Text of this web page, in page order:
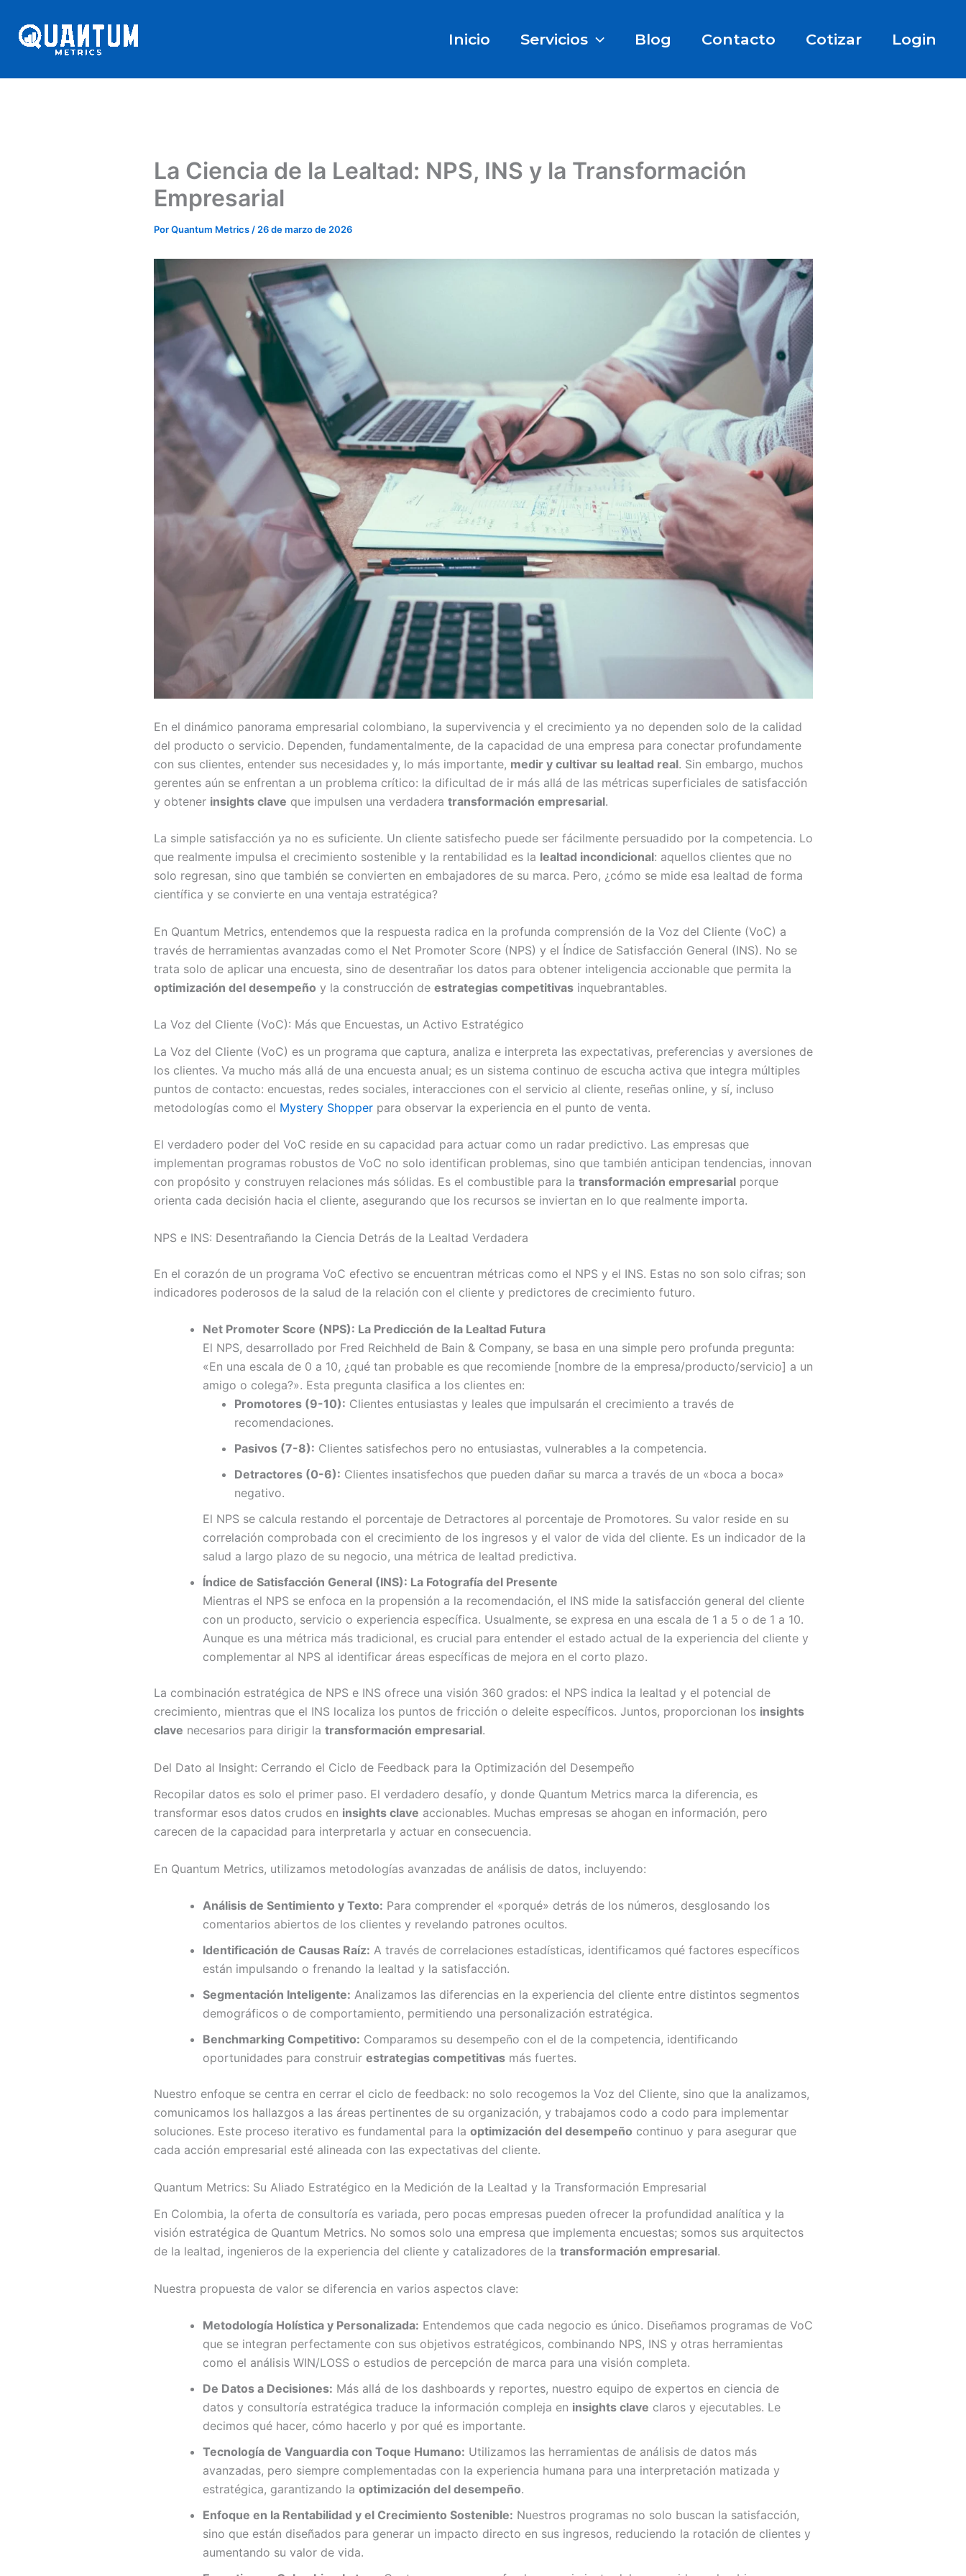
contenido
Inicio Servicios Blog Contacto Cotizar Login
La Ciencia de la Lealtad: NPS, INS y la Transformación
Empresarial
PorQuantum Metrics / 26 de marzo de 2026
En el dinámico panorama empresarial colombiano, la supervivencia y el crecimiento ya no dependen solo de la calidad
del producto o servicio. Dependen, fundamentalmente, de la capacidad de una empresa para conectar profundamente
con sus clientes, entender sus necesidades y, lo más importante, medir y cultivar su lealtad real. Sin embargo, muchos
gerentes aún se enfrentan a un problema crítico: la dificultad de ir más allá de las métricas superficiales de satisfacción
y obtener insights clave que impulsen una verdadera transformación empresarial.
La simple satisfacción ya no es suficiente. Un cliente satisfecho puede ser fácilmente persuadido por la competencia. Lo
que realmente impulsa el crecimiento sostenible y la rentabilidad es la lealtad incondicional: aquellos clientes que no
solo regresan, sino que también se convierten en embajadores de su marca. Pero, ¿cómo se mide esa lealtad de forma
científica y se convierte en una ventaja estratégica?
En Quantum Metrics, entendemos que la respuesta radica en la profunda comprensión de la Voz del Cliente (VoC) a
través de herramientas avanzadas como el Net Promoter Score (NPS) y el Índice de Satisfacción General (INS). No se
trata solo de aplicar una encuesta, sino de desentrañar los datos para obtener inteligencia accionable que permita la
optimización del desempeño y la construcción de estrategias competitivasinquebrantables.
La Voz del Cliente (VoC): Más que Encuestas, un Activo Estratégico
La Voz del Cliente (VoC) es un programa que captura, analiza e interpreta las expectativas, preferencias y aversiones de
los clientes. Va mucho más allá de una encuesta anual; es un sistema continuo de escucha activa que integra múltiples
puntos de contacto: encuestas, redes sociales, interacciones con el servicio al cliente, reseñas online, y sí, incluso
metodologías como el Mystery Shopperpara observar la experiencia en el punto de venta.
El verdadero poder del VoC reside en su capacidad para actuar como un radar predictivo. Las empresas que
implementan programas robustos de VoC no solo identifican problemas, sino que también anticipan tendencias, innovan
con propósito y construyen relaciones más sólidas. Es el combustible para la transformación empresarialporque
orienta cada decisión hacia el cliente, asegurando que los recursos se inviertan en lo que realmente importa.
NPS e INS: Desentrañando la Ciencia Detrás de la Lealtad Verdadera
En el corazón de un programa VoC efectivo se encuentran métricas como el NPS y el INS. Estas no son solo cifras; son
indicadores poderosos de la salud de la relación con el cliente y predictores de crecimiento futuro.
Net Promoter Score (NPS): La Predicción de la Lealtad Futura
El NPS, desarrollado por Fred Reichheld de Bain & Company, se basa en una simple pero profunda pregunta:
«En una escala de 0 a 10, ¿qué tan probable es que recomiende [nombre de la empresa/producto/servicio] a un
amigo o colega?». Esta pregunta clasifica a los clientes en:
Promotores (9-10): Clientes entusiastas y leales que impulsarán el crecimiento a través de
recomendaciones.
Pasivos (7-8): Clientes satisfechos pero no entusiastas, vulnerables a la competencia.
Detractores (0-6): Clientes insatisfechos que pueden dañar su marca a través de un «boca a boca»
negativo.
El NPS se calcula restando el porcentaje de Detractores al porcentaje de Promotores. Su valor reside en su
correlación comprobada con el crecimiento de los ingresos y el valor de vida del cliente. Es un indicador de la
salud a largo plazo de su negocio, una métrica de lealtad predictiva.
Índice de Satisfacción General (INS): La Fotografía del Presente
Mientras el NPS se enfoca en la propensión a la recomendación, el INS mide la satisfacción general del cliente
con un producto, servicio o experiencia específica. Usualmente, se expresa en una escala de 1 a 5 o de 1 a 10.
Aunque es una métrica más tradicional, es crucial para entender el estado actual de la experiencia del cliente y
complementar al NPS al identificar áreas específicas de mejora en el corto plazo.
La combinación estratégica de NPS e INS ofrece una visión 360 grados: el NPS indica la lealtad y el potencial de
crecimiento, mientras que el INS localiza los puntos de fricción o deleite específicos. Juntos, proporcionan los insights
clave necesarios para dirigir la transformación empresarial.
Del Dato al Insight: Cerrando el Ciclo de Feedback para la Optimización del Desempeño
Recopilar datos es solo el primer paso. El verdadero desafío, y donde Quantum Metrics marca la diferencia, es
transformar esos datos crudos en insights clave accionables. Muchas empresas se ahogan en información, pero
carecen de la capacidad para interpretarla y actuar en consecuencia.
En Quantum Metrics, utilizamos metodologías avanzadas de análisis de datos, incluyendo:
Análisis de Sentimiento y Texto: Para comprender el «porqué» detrás de los números, desglosando los
comentarios abiertos de los clientes y revelando patrones ocultos.
Identificación de Causas Raíz: A través de correlaciones estadísticas, identificamos qué factores específicos
están impulsando o frenando la lealtad y la satisfacción.
Segmentación Inteligente: Analizamos las diferencias en la experiencia del cliente entre distintos segmentos
demográficos o de comportamiento, permitiendo una personalización estratégica.
Benchmarking Competitivo: Comparamos su desempeño con el de la competencia, identificando
oportunidades para construir estrategias competitivasmás fuertes.
Nuestro enfoque se centra en cerrar el ciclo de feedback: no solo recogemos la Voz del Cliente, sino que la analizamos,
comunicamos los hallazgos a las áreas pertinentes de su organización, y trabajamos codo a codo para implementar
soluciones. Este proceso iterativo es fundamental para la optimización del desempeño continuo y para asegurar que
cada acción empresarial esté alineada con las expectativas del cliente.
Quantum Metrics: Su Aliado Estratégico en la Medición de la Lealtad y la Transformación Empresarial
En Colombia, la oferta de consultoría es variada, pero pocas empresas pueden ofrecer la profundidad analítica y la
visión estratégica de Quantum Metrics. No somos solo una empresa que implementa encuestas; somos sus arquitectos
de la lealtad, ingenieros de la experiencia del cliente y catalizadores de la transformación empresarial.
Nuestra propuesta de valor se diferencia en varios aspectos clave:
Metodología Holística y Personalizada: Entendemos que cada negocio es único. Diseñamos programas de VoC
que se integran perfectamente con sus objetivos estratégicos, combinando NPS, INS y otras herramientas
como el análisis WIN/LOSS o estudios de percepción de marca para una visión completa.
De Datos a Decisiones: Más allá de los dashboards y reportes, nuestro equipo de expertos en ciencia de
datos y consultoría estratégica traduce la información compleja en insights clave claros y ejecutables. Le
decimos qué hacer, cómo hacerlo y por qué es importante.
Tecnología de Vanguardia con Toque Humano: Utilizamos las herramientas de análisis de datos más
avanzadas, pero siempre complementadas con la experiencia humana para una interpretación matizada y
estratégica, garantizando la optimización del desempeño.
Enfoque en la Rentabilidad y el Crecimiento Sostenible: Nuestros programas no solo buscan la satisfacción,
sino que están diseñados para generar un impacto directo en sus ingresos, reduciendo la rotación de clientes y
aumentando su valor de vida.